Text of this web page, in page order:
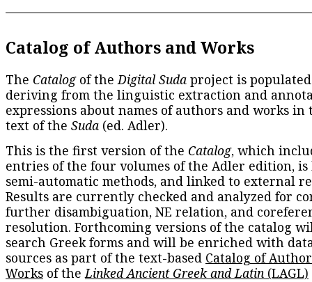
Catalog of Authors and Works
The Catalogof theDigital Suda project is
deriving from the linguistic extraction and
expressions about names of authors and works in
text of the Suda (ed. Adler).
This is the first version of the Catalog, which
entries of the four volumes of the Adler edition, is
semi-automatic methods, and linked to external
Results are currently checked and analyzed for
further disambiguation, NE relation, and
resolution. Forthcoming versions of the catalog
search Greek forms and will be enriched with
sources as part of the text-based Catalog of
Works of theLinked Ancient Greek and Latin (LAGL)